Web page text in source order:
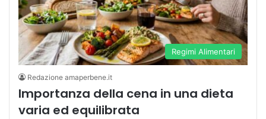
Regimi Alimentari
Redazione amaperbene.it
Importanza della cena in una dieta
varia ed equilibrata